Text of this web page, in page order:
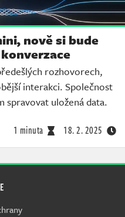
nově si bude
rozhovorech,
interakci. Společnost
spravovat uložená data.
1 minuta 18. 2. 2025